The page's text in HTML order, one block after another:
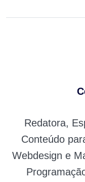
Redatora,
Conteúdo
Webdesign e